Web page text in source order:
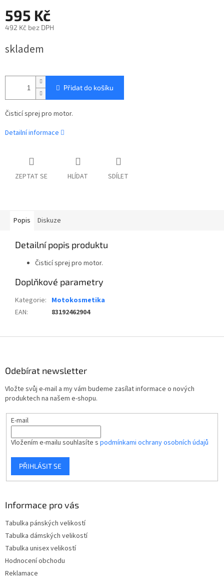
595 Kč
492 Kč bez DPH
cena:
skladem
Přidat do košíku
Čisticí sprej pro motor.
Detailní informace
ZEPTAT SE HLÍDAT SDÍLET
Popis Diskuze
Detailní popis produktu
Čisticí sprej pro motor.
Doplňkové parametry
Kategorie: Motokosmetika
EAN: 83192462904
Odebírat newsletter
Vložte svůj e-mail a my vám budeme zasílat informace o nových
produktech na našem e-shopu.
E-mail
Vložením e-mailu souhlasíte s podmínkami ochrany osobních údajů
PŘIHLÁSIT SE
Informace pro vás
Tabulka pánských velikostí
Tabulka dámských velikostí
Tabulka unisex velikostí
Hodnocení obchodu
Reklamace